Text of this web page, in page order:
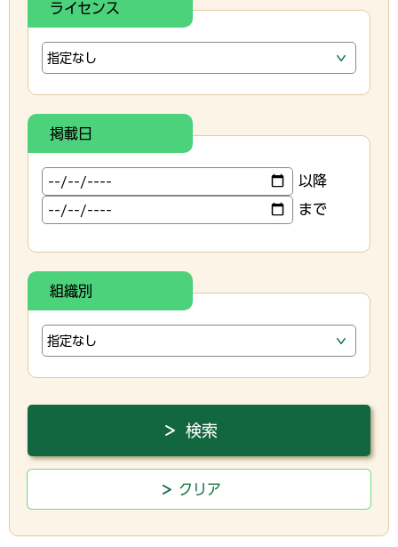
ライセンス
掲載日
以降
まで
組織別